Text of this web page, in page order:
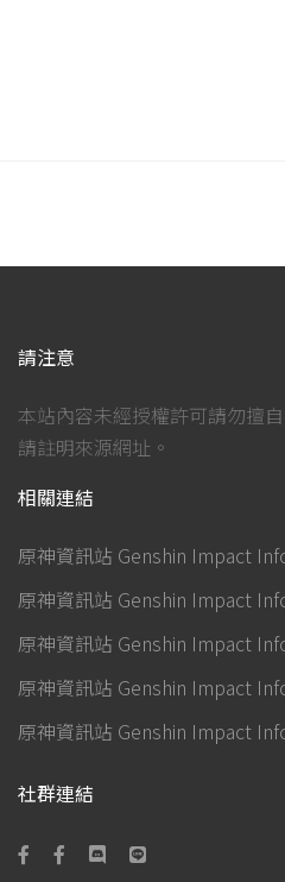
請注意
本站內容未經授權許可請勿擅
請註明來源網址。
相關連結
原神資訊站 Genshin Impact
原神資訊站 Genshin Impact
原神資訊站 Genshin Impact
原神資訊站 Genshin Impact
原神資訊站 Genshin Impact
社群連結